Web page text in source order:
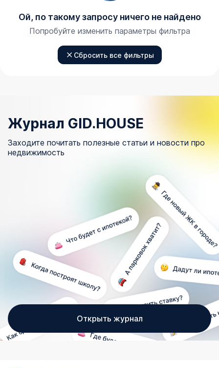
Ой, по такому запросу ничего не найдено
Попробуйте изменить параметры фильтра
Сбросить все фильтры
Журнал GID.HOUSE
Заходите почитать полезные статьи и новости про
недвижимость
Открыть журнал